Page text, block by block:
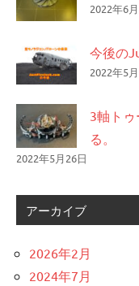
2022年6
今後の
2022年5
3軸ト
る。
2022年5月26日
アーカイブ
2026年2月
2024年7月